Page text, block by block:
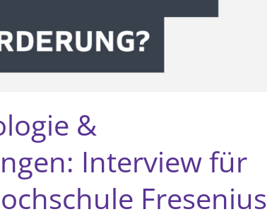
&
Interview für
Fresenius